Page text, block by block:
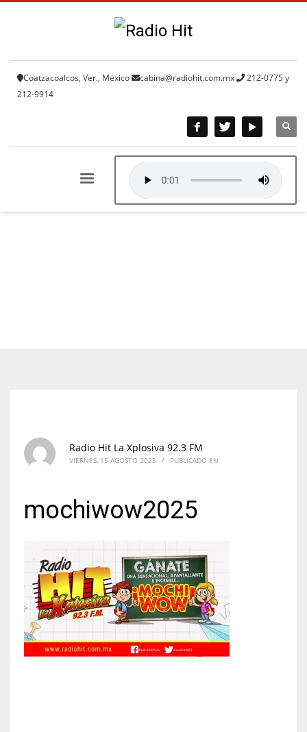
Coatzacoalcos, Ver., México cabina@radiohit.com.mx
212-0775 y
212-9914
Radio Hit La Xplosiva 92.3 FM
VIERNES, 15 AGOSTO 2025 / PUBLICADO EN
mochiwow2025